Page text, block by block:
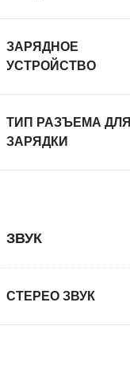
ЗАРЯДНОЕ
УСТРОЙСТВО
ТИП РАЗЪЕМА ДЛЯ
ЗАРЯДКИ
ЗВУК
СТЕРЕО ЗВУК